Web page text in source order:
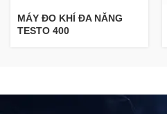
MÁY ĐO KHÍ ĐA NĂNG
TESTO 400